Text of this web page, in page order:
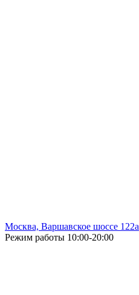
Москва, Варшавское шоссе 122а
Режим работы 10:00-20:00